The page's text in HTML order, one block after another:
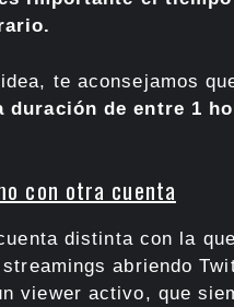
te aconsejamos
duración de entre 1
con otra cuenta
distinta con la
abriendo
viewer activo, que